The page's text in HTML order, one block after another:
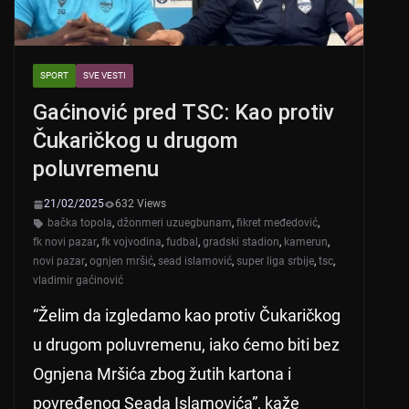
SPORT SVE VESTI
Gaćinović pred TSC: Kao protiv
Čukaričkog u drugom
poluvremenu
21/02/2025
632 Views
bačka topola, džonmeri uzuegbunam, fikret međedović,
fk novi pazar, fk vojvodina, fudbal , gradski stadion, kamerun,
novi pazar, ognjen mršić, sead islamović, super liga srbije, tsc,
vladimir gaćinović
“Želim da izgledamo kao protiv Čukaričkog
u drugom poluvremenu, iako ćemo biti bez
Ognjena Mršića zbog žutih kartona i
povređenog Seada Islamovića”, kaže